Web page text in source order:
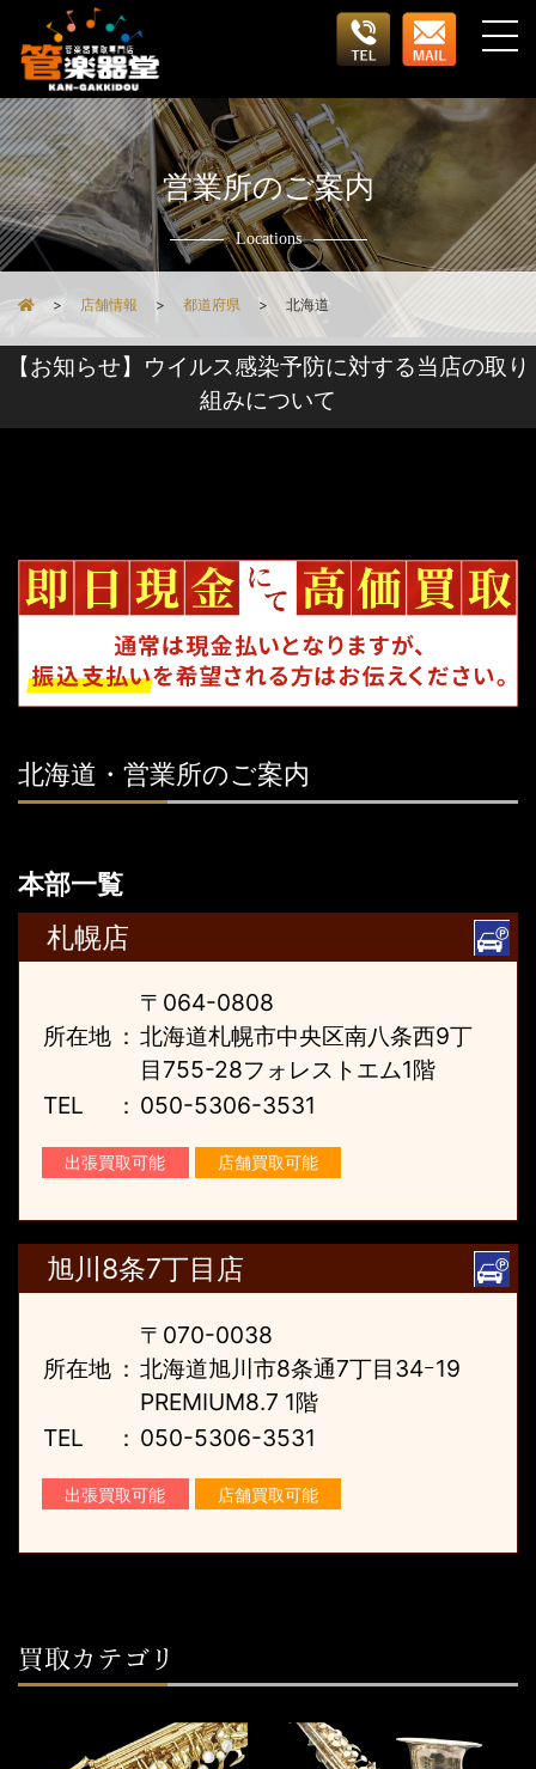
店舗情報 都道府県 北海道
営業所のご案内
Locations
【お知らせ】ウイルス感染予防に対する当店の取り
組みについて
北海道・営業所のご案内
本部一覧
札幌店
所在地 ：
〒064-0808
北海道札幌市中央区南八条西9丁
目755-28フォレストエム1階
TEL
： 050-5306-3531
出張買取可能 店舗買取可能
旭川8条7丁目店
所在地 ：
〒070-0038
北海道旭川市8条通7丁目34ｰ19
PREMIUM8.7 1階
TEL
： 050-5306-3531
出張買取可能 店舗買取可能